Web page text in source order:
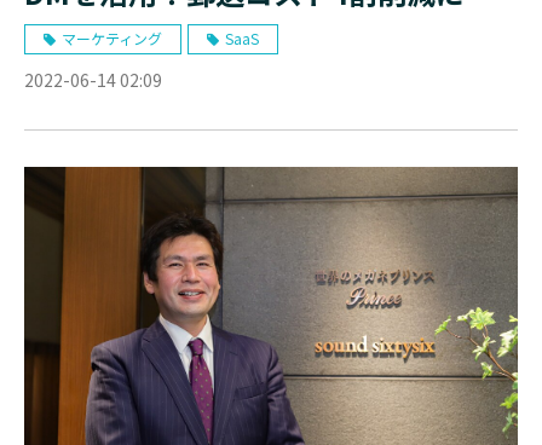
え、売上にも好影響｜株式会社
Housmart様
マーケティング SaaS
2022-06-14 02:09